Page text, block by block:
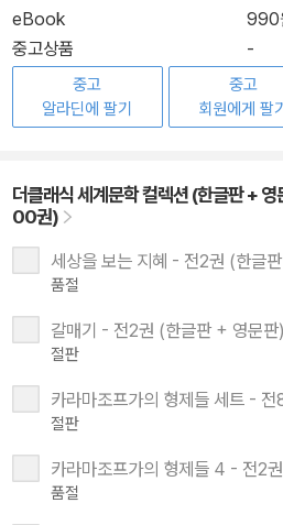
eBook
990
중고상품
-
중고
알라딘에 팔기
중고
회원에게 팔기
더클래식 세계문학 컬렉션 (한글판 + 영
00권)
세상을 보는 지혜 - 전2권 (한글
품절
갈매기 - 전2권 (한글판 + 영문판)
절판
카라마조프가의 형제들 세트 -
절판
카라마조프가의 형제들 4 - 전2
품절